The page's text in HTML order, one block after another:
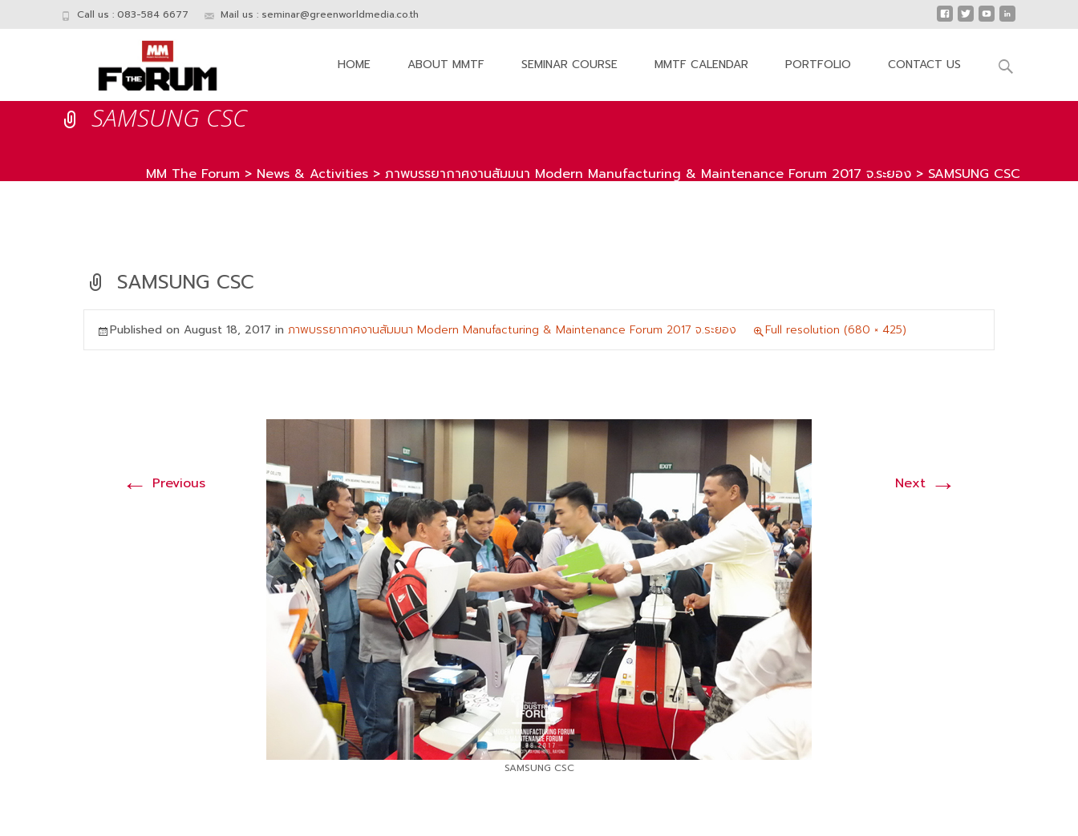
Call us : 083-584 6677 Mail us : seminar@greenworldmedia.co.th
HOME ABOUT MMTF SEMINAR COURSE MMTF CALENDAR PORTFOLIO CONTACT US
Search
SAMSUNG CSC
MM The Forum > News & Activities > ภาพบรรยากาศงานสัมมนา Modern Manufacturing & Maintenance Forum 2017 จ.ระยอง > SAMSUNG CSC
SAMSUNG CSC
Published on August 18, 2017 in ภาพบรรยากาศงานสัมมนา Modern Manufacturing & Maintenance Forum 2017 จ.ระยอง Full resolution (680 × 425)
← Previous Next →
SAMSUNG CSC